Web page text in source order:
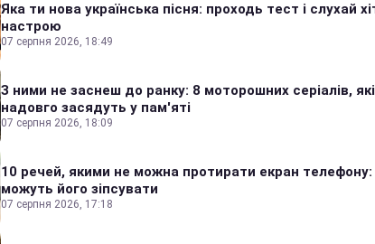
Яка ти нова українська пісня: проходь тест і слухай
настрою
07 серпня 2026, 18:49
З ними не заснеш до ранку: 8 моторошних серіалів, які
надовго засядуть у пам'яті
07 серпня 2026, 18:09
10 речей, якими не можна протирати екран
можуть його зіпсувати
07 серпня 2026, 17:18